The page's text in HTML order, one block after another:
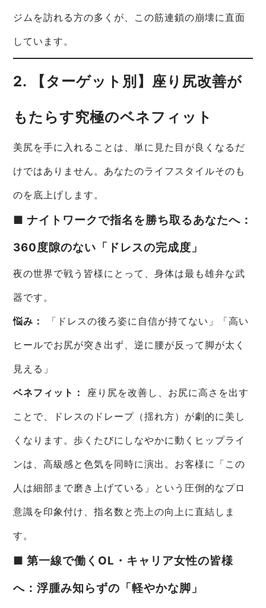
ジムを訪れる方の多くが、この筋連鎖の崩壊に直面
しています。
2. 【ターゲット別】座り尻改善が
もたらす究極のベネフィット
美尻を手に入れることは、単に見た目が良くなるだ
けではありません。あなたのライフスタイルそのも
のを底上げします。
■ ナイトワークで指名を勝ち取るあなたへ：
360度隙のない「ドレスの完成度」
夜の世界で戦う皆様にとって、身体は最も雄弁な武
器です。
悩み：
「ドレスの後ろ姿に自信が持てない」「高い
ヒールでお尻が突き出ず、逆に腰が反って脚が太く
見える」
ベネフィット：
座り尻を改善し、お尻に高さを出す
ことで、ドレスのドレープ（揺れ方）が劇的に美し
くなります。歩くたびにしなやかに動くヒップライ
ンは、高級感と色気を同時に演出。お客様に「この
人は細部まで磨き上げている」という圧倒的なプロ
意識を印象付け、指名数と売上の向上に直結しま
す。
■ 第一線で働くOL・キャリア女性の皆様
へ：浮腫み知らずの「軽やかな脚」